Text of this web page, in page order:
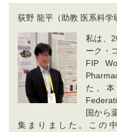
荻野 龍平（助教 医系科学
私は、
ーク・
FIP
た。本
国から
集まりました。この